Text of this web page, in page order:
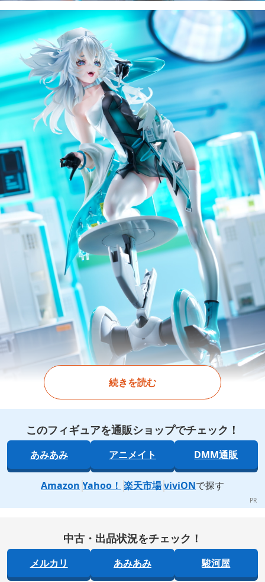
続きを読む
このフィギュアを通販ショップでチェック！
あみあみ アニメイト DMM通販
Amazon Yahoo！ 楽天市場 viviONで探す
中古・出品状況をチェック！
メルカリ あみあみ 駿河屋